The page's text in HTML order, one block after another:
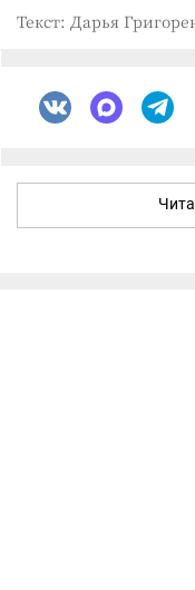
Текст: Дарья